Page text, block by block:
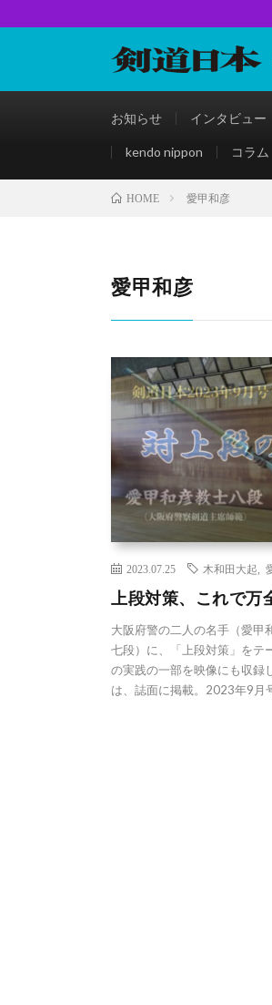
お知らせ インタビュー
kendo nippon コラム
HOME 愛甲和彦
愛甲和彦
2023.07.25 木和田大起
上段対策、これで万
大阪府警の二人の名手（愛甲
七段）に、「上段対策」をテ
の実践の一部を映像にも収録
は、誌面に掲載。2023年9月